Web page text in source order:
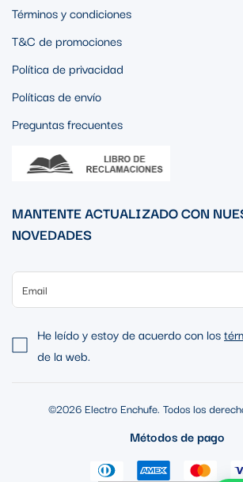
Términos y condiciones
T&C de promociones
Política de privacidad
Políticas de envío
Preguntas frecuentes
MANTENTE ACTUALIZADO CON
NOVEDADES
He leído y estoy de acuerdo con los
de la web.
©2026 Electro Enchufe. Todos los
Métodos de pago